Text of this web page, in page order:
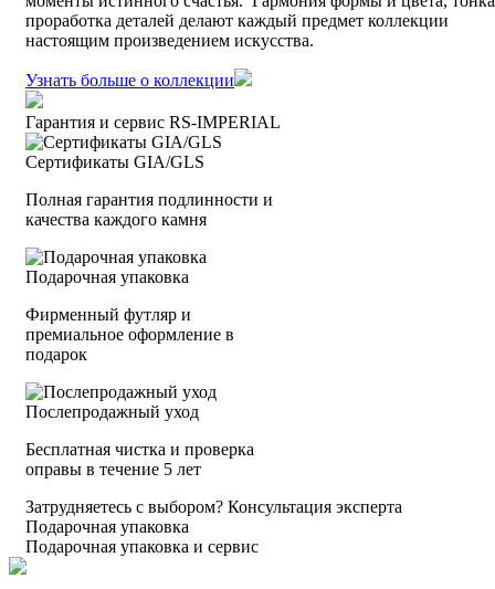
проработка деталей делают каждый предмет коллекции
настоящим произведением искусства.
Узнать больше о коллекции
Гарантия и сервис RS‑IMPERIAL
Сертификаты GIA/GLS
Полная гарантия подлинности и
качества каждого камня
Подарочная упаковка
Фирменный футляр и
премиальное оформление в
подарок
Послепродажный уход
Бесплатная чистка и проверка
оправы в течение 5 лет
Затрудняетесь с выбором? Консультация эксперта
Подарочная упаковка
Подарочная упаковка и сервис